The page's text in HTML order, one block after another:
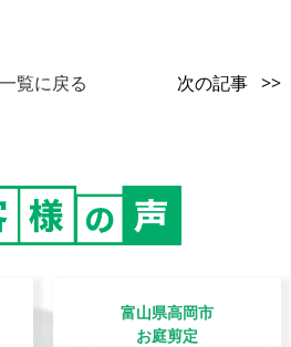
一覧に戻る 次の記事 >>
富山県高岡市
お庭剪定